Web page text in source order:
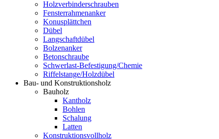
Holzverbinderschrauben
Fensterrahmenanker
Konusplättchen
Dübel
Langschaftdübel
Bolzenanker
Betonschraube
Schwerlast-Befestigung/Chemie
Riffelstange/Holzdübel
Bau- und Konstruktionsholz
Bauholz
Kantholz
Bohlen
Schalung
Latten
Konstruktionsvollholz